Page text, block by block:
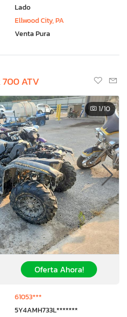
Lado
Ellwood City, PA
Venta Pura
ATV
1/10
Oferta Ahora!
61053***
5Y4AMH733L*******